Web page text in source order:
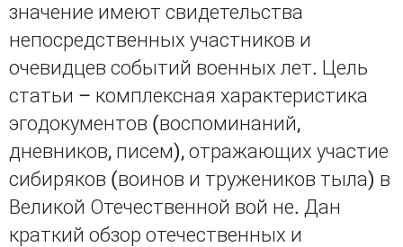
значение имеют свидетельства
непосредственных участников и
очевидцев событий военных лет. Цель
статьи – комплексная характеристика
эго­документов (воспоминаний,
дневников, писем), отражающих участие
сибиряков (воинов и тружеников тыла) в
Великой Отечественной вой не. Дан
краткий обзор отечественных и